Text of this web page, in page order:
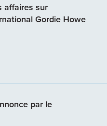
affaires sur
Gordie Howe
par le